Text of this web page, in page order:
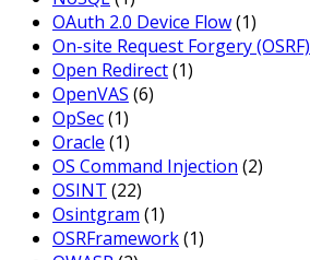
OAuth 2.0 Device Flow(1)
On-site Request Forgery (OSRF)
Open Redirect(1)
OpenVAS (6)
OpSec(1)
Oracle (1)
OS Command Injection (2)
OSINT (22)
Osintgram (1)
OSRFramework(1)